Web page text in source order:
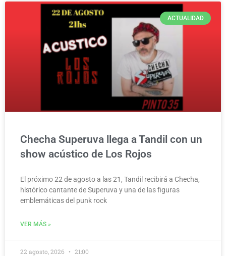
ACTUALIDAD
Checha Superuva llega a Tandil con un
show acústico de Los Rojos
El próximo 22 de agosto a las 21, Tandil recibirá a Checha,
histórico cantante de Superuva y una de las figuras
emblemáticas del punk rock
VER MÁS »
22 agosto, 2026 21:00